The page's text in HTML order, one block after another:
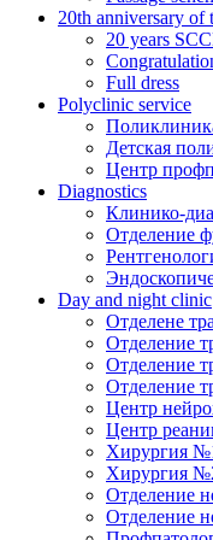
20th anniversary of
20 years
Full dress
Polyclinic service
Детская
Центр
Diagnostics
Клинико-
Отделение
Day and night clinic
Отделене
Отделение
Отделение
Отделение
Центр
Центр
Хирургия
Хирургия
Отделение
Отделение